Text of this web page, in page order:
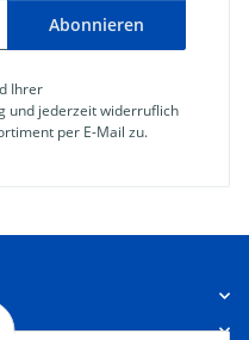
Abonnieren
Ihrer
und jederzeit widerruflich
per E-Mail zu.